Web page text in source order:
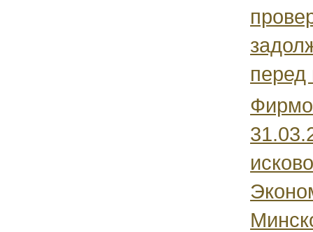
перед